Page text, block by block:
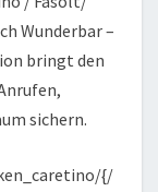
Wunderbar –
bringt den
sichern.
{/